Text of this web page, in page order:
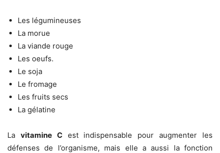
Les légumineuses
La morue
La viande rouge
Les oeufs.
Le soja
Le fromage
Les fruits secs
La gélatine
La vitamine Cest indispensable pour augmenter les
défenses de l’organisme, mais elle a aussi la fonction